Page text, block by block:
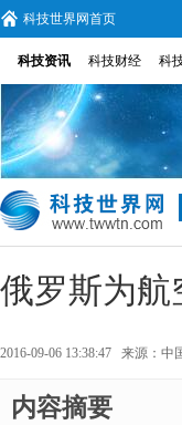
科技世界网首页
科技资讯 科技财经 科
俄罗斯为航
2016-09-06 13:38:47 来源： 中
内容摘要